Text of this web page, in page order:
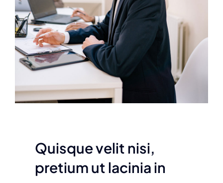
Quisque velit nisi,
pretium ut lacinia in